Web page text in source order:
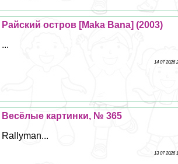
Райский остров [Maka Bana] (2003)
...
14 07 2026
Весёлые картинки, № 365
Rallyman...
13 07 2026